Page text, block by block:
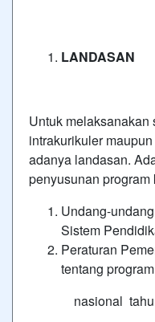
LANDASAN
Untuk
intrakurikuler
adanya landasan.
penyusunan
Undang-
Sistem
Peraturan
tentang
nasional tahun